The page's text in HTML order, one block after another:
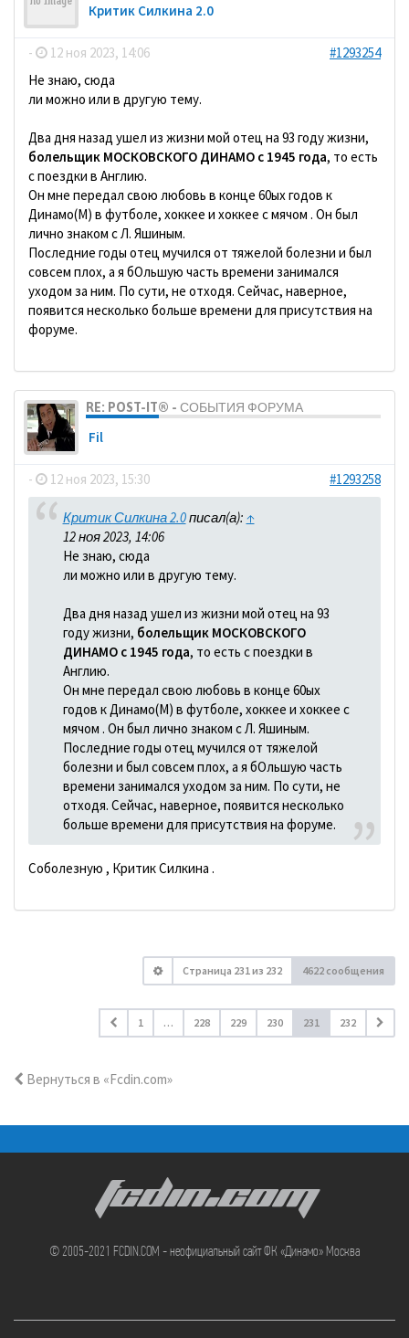
Критик Силкина 2.0
- 12 ноя 2023, 14:06
#1293254
Не знаю, сюда
ли можно или в другую тему.
Два дня назад ушел из жизни мой отец на 93 году жизни,
болельщик МОСКОВСКОГО ДИНАМО с 1945 года, то есть
с поездки в Англию.
Он мне передал свою любовь в конце 60ых годов к
Динамо(М) в футболе, хоккее и хоккее с мячом . Он был
лично знаком с Л. Яшиным.
Последние годы отец мучился от тяжелой болезни и был
совсем плох, а я бОльшую часть времени занимался
уходом за ним. По сути, не отходя. Сейчас, наверное,
появится несколько больше времени для присутствия на
форуме.
RE: POST-IT® - СОБЫТИЯ ФОРУМА
Fil
- 12 ноя 2023, 15:30 #1293258
Критик Силкина 2.0писал(а): ↑
12 ноя 2023, 14:06
Не знаю, сюда
ли можно или в другую тему.
Два дня назад ушел из жизни мой отец на 93
году жизни, болельщик МОСКОВСКОГО
ДИНАМО с 1945 года, то есть с поездки в
Англию.
Он мне передал свою любовь в конце 60ых
годов к Динамо(М) в футболе, хоккее и хоккее с
мячом . Он был лично знаком с Л. Яшиным.
Последние годы отец мучился от тяжелой
болезни и был совсем плох, а я бОльшую часть
времени занимался уходом за ним. По сути, не
отходя. Сейчас, наверное, появится несколько
больше времени для присутствия на форуме.
Соболезную , Критик Силкина .
Страница 231из 232 4622 сообщения
1 … 228 229 230 231 232
Вернуться в «Fcdin.com»
FCDIN.COM
© 2005-2021 FCDIN.COM - неофициальный сайт ФК «Динамо» Москва